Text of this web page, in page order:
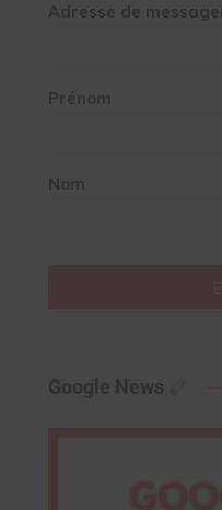
Adresse de
Prénom
Nom
Google News